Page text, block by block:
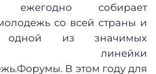
ежегодно собирает
со всей страны и
одной из значимых
линейки
В этом году для